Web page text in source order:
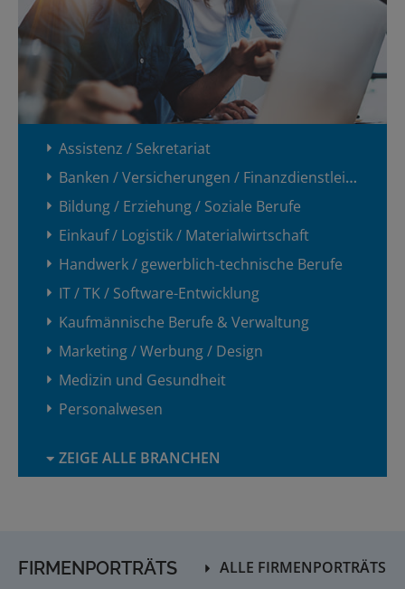
Assistenz / Sekretariat
Banken / Versicherungen / Finanzdienstleister
Bildung / Erziehung / Soziale Berufe
Einkauf / Logistik / Materialwirtschaft
Handwerk / gewerblich-technische Berufe
IT / TK / Software-Entwicklung
Kaufmännische Berufe & Verwaltung
Marketing / Werbung / Design
Medizin und Gesundheit
Personalwesen
ZEIGE ALLE BRANCHEN
FIRMENPORTRÄTS ALLE FIRMENPORTRÄTS